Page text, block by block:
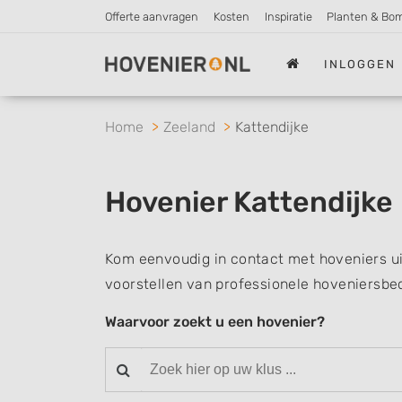
Offerte aanvragen Kosten Inspiratie Planten &
INLOGGEN
Home Zeeland Kattendijke
Hovenier Kattendijke
Kom eenvoudig in contact met hoveniers
voorstellen van professionele
Waarvoor zoekt u een hovenier?